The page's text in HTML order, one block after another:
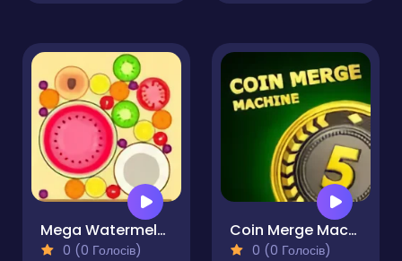
Mega Watermelon Merge
0 (0 Голосів)
Coin Merge Machine
0 (0 Голосів)